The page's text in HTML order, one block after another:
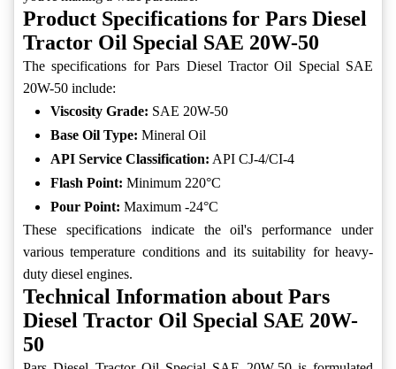
Product Specifications for Pars Diesel
Tractor Oil Special SAE 20W-50
The specifications for Pars Diesel Tractor Oil Special SAE
20W-50 include:
Viscosity Grade: SAE 20W-50
Base Oil Type: Mineral Oil
API Service Classification: API CJ-4/CI-4
Flash Point: Minimum 220°C
Pour Point: Maximum -24°C
These specifications indicate the oil's performance under
various temperature conditions and its suitability for heavy-
duty diesel engines.
Technical Information about Pars
Diesel Tractor Oil Special SAE 20W-
50